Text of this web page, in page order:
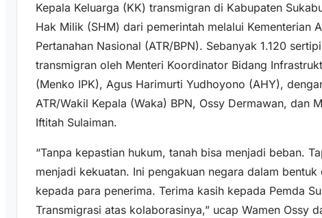
Kepala Keluarga (KK) transmigran di Kabupaten
Hak Milik (SHM) dari pemerintah melalui Kementerian
Pertanahan Nasional (ATR/BPN). Sebanyak 1.120
transmigran oleh Menteri Koordinator Bidang
(Menko IPK), Agus Harimurti Yudhoyono (AHY),
ATR/Wakil Kepala (Waka) BPN, Ossy Dermawan, dan
Iftitah Sulaiman.
“Tanpa kepastian hukum, tanah bisa menjadi beban.
menjadi kekuatan. Ini pengakuan negara dalam
kepada para penerima. Terima kasih kepada Pemda
Transmigrasi atas kolaborasinya,” ucap Wamen Ossy